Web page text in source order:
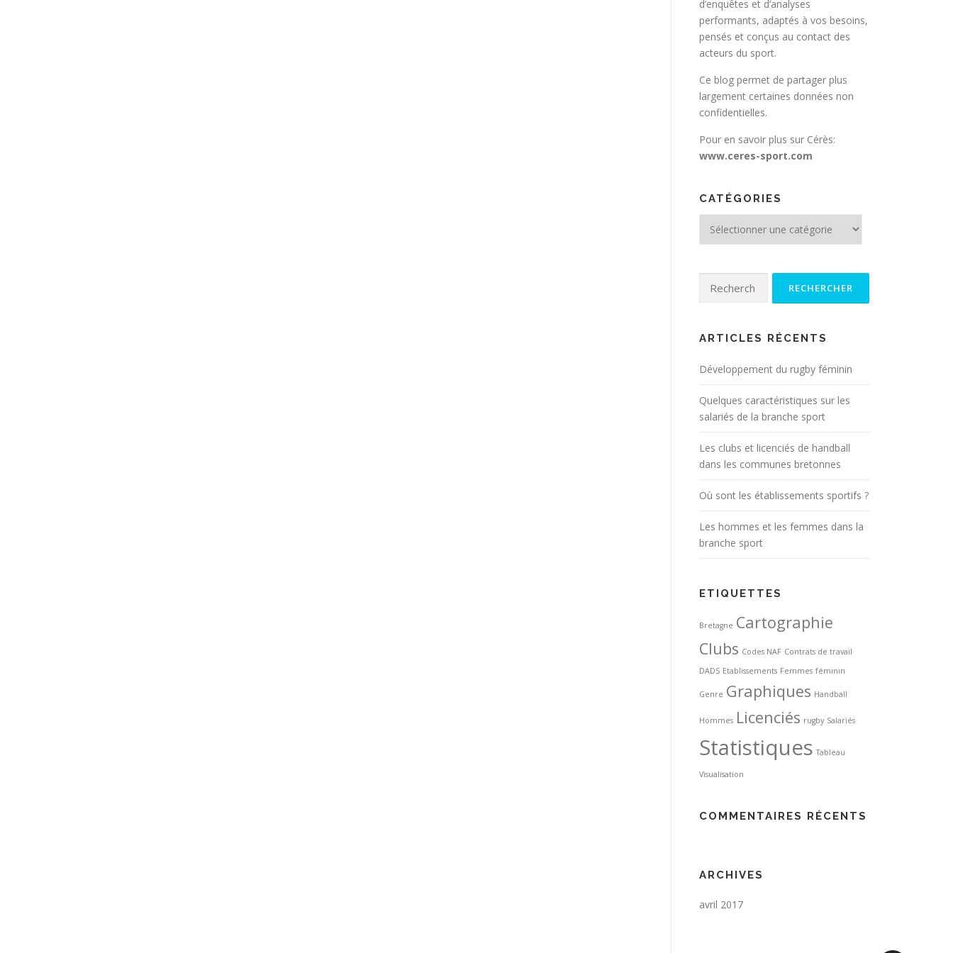
d’enquêtes et d’analyses
performants, adaptés à vos besoins,
pensés et conçus au contact des
acteurs du sport.
Ce blog permet de partager plus
largement certaines données non
confidentielles.
Pour en savoir plus sur Cérès:
www.ceres-sport.com
CATÉGORIES
ARTICLES RÉCENTS
Développement du rugby féminin
Quelques caractéristiques sur les
salariés de la branche sport
Les clubs et licenciés de handball
dans les communes bretonnes
Où sont les établissements sportifs ?
Les hommes et les femmes dans la
branche sport
ETIQUETTES
Bretagne Cartographie
Clubs Codes NAF Contrats de travail
DADS Etablissements Femmes féminin
Genre Graphiques Handball
Hommes Licenciés rugby Salariés
Statistiques Tableau
Visualisation
COMMENTAIRES RÉCENTS
ARCHIVES
avril 2017